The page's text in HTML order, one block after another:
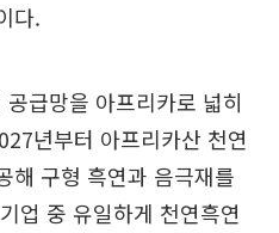
다.
급망을 아프리카로 넓히
년부터 아프리카산 천연
해 구형 흑연과 음극재를
업 중 유일하게 천연흑연